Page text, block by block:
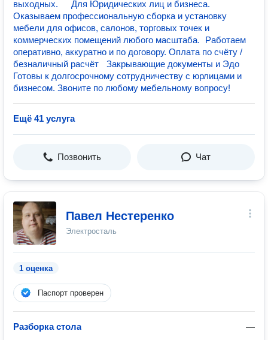
выходных. Для Юридических лиц и бизнеса.
Оказываем профессиональную сборка и установку
мебели для офисов, салонов, торговых точек и
коммерческих помещений любого масштаба. Работаем
оперативно, аккуратно и по договору. Оплата по счёту /
безналичный расчёт Закрывающие документы и Эдо
Готовы к долгосрочному сотрудничеству с юрлицами и
бизнесом. Звоните по любому мебельному вопросу!
Ещё 41 услуга
Позвонить Чат
Павел Нестеренко
Электросталь
1 оценка
Паспорт проверен
Разборка стола —